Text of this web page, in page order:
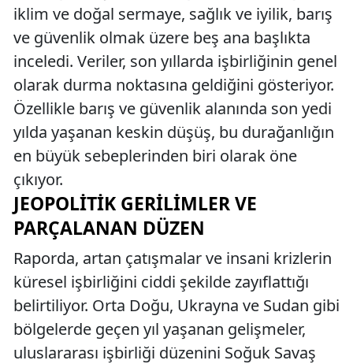
iklim ve doğal sermaye, sağlık ve iyilik, barış
ve güvenlik olmak üzere beş ana başlıkta
inceledi. Veriler, son yıllarda işbirliğinin genel
olarak durma noktasına geldiğini gösteriyor.
Özellikle barış ve güvenlik alanında son yedi
yılda yaşanan keskin düşüş, bu durağanlığın
en büyük sebeplerinden biri olarak öne
çıkıyor.
JEOPOLITIK GERILIMLER VE
PARÇALANAN DÜZEN
Raporda, artan çatışmalar ve insani krizlerin
küresel işbirliğini ciddi şekilde zayıflattığı
belirtiliyor. Orta Doğu, Ukrayna ve Sudan gibi
bölgelerde geçen yıl yaşanan gelişmeler,
uluslararası işbirliği düzenini Soğuk Savaş